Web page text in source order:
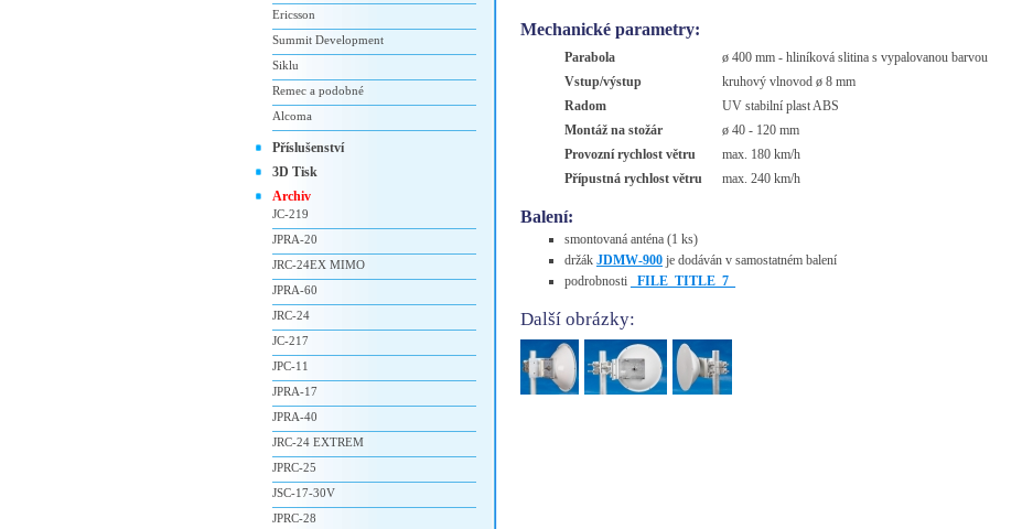
Mechanické parametry:
Parabola
ø 400 mm - hliníková slitina s vypalovanou barvou
Vstup/výstup
kruhový vlnovod ø 8 mm
Radom
UV stabilní plast ABS
Montáž na stožár
ø 40 - 120 mm
Provozní rychlost větru
max. 180 km/h
Přípustná rychlost větru
max. 240 km/h
Balení:
smontovaná anténa (1 ks)
držák JDMW-900 je dodáván v samostatném balení
podrobnosti
_FILE_TITLE_7_
Další obrázky:
Ericsson
Summit Development
Siklu
Remec a podobné
Alcoma
Příslušenství
3D Tisk
Archiv
JC-219
JPRA-20
JRC-24EX MIMO
JPRA-60
JRC-24
JC-217
JPC-11
JPRA-17
JPRA-40
JRC-24 EXTREM
JPRC-25
JSC-17-30V
JPRC-28